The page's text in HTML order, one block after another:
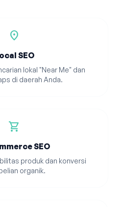
location_on
SEO
lokal "Near Me" dan
di daerah Anda.
shopping_cart
SEO
produk dan konversi
organik.